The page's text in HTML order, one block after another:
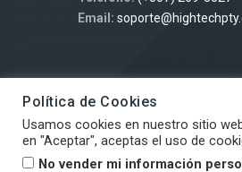
Email:
Copyright © 2021 HighTech.
Política de Cookies
Usamos cookies en nuestro sitio
en "Aceptar", aceptas el uso de
No vender mi información